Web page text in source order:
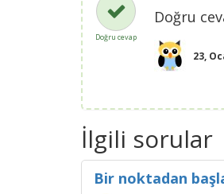
Doğru cevap
Doğru
23,
İlgili sorular
Bir noktadan